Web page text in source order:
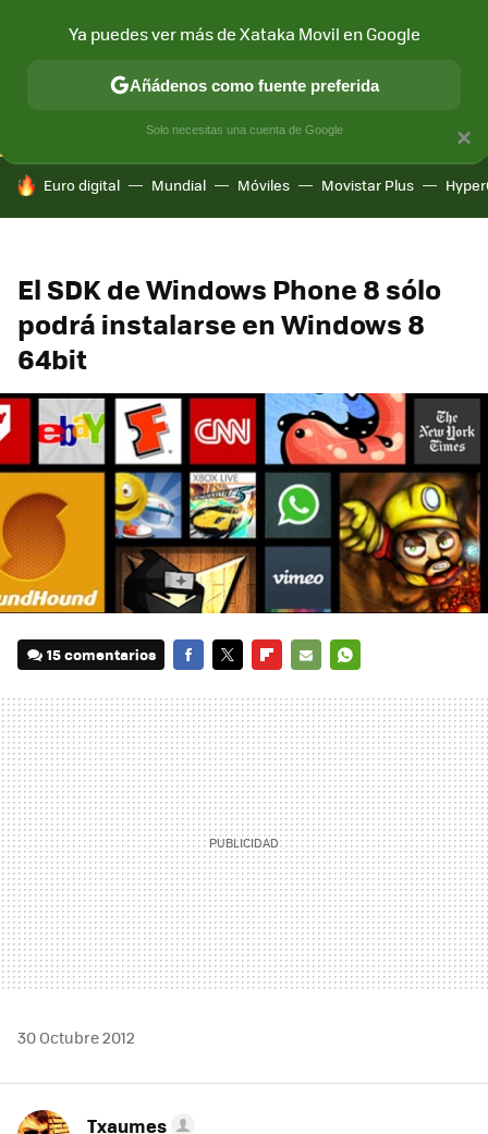
CONECTIVIDAD MÓVIL Y SOCIEDAD APLICACIONES
HOY SE HABLA DE
Euro digital Mundial Móviles Movistar Plus
El SDK de Windows Phone 8 sólo
podrá instalarse en Windows 8
64bit
15 comentarios
MAIL
30 Octubre 2012
Txaumes
×
Ya puedes ver más de Xataka Movil en Google
Añádenos como fuente preferida
Solo necesitas una cuenta de Google